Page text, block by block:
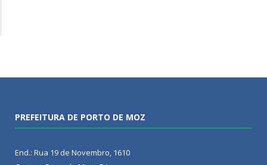
PREFEITURA DE PORTO DE MOZ
End.: Rua 19 de Novembro, 1610